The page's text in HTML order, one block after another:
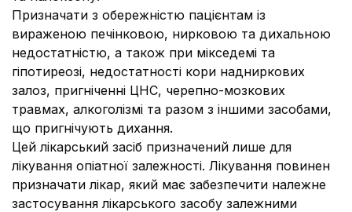
Призначати з обережністю пацієнтам із
вираженою печінковою, нирковою та дихальною
недостатністю, а також при мікседемі та
гіпотиреозі, недостатності кори надниркових
залоз, пригніченні ЦНС, черепно-мозкових
травмах, алкоголізмі та разом з іншими засобами,
що пригнічують дихання.
Цей лікарський засіб призначений лише для
лікування опіатної залежності. Лікування повинен
призначати лікар, який має забезпечити належне
застосування лікарського засобу залежними